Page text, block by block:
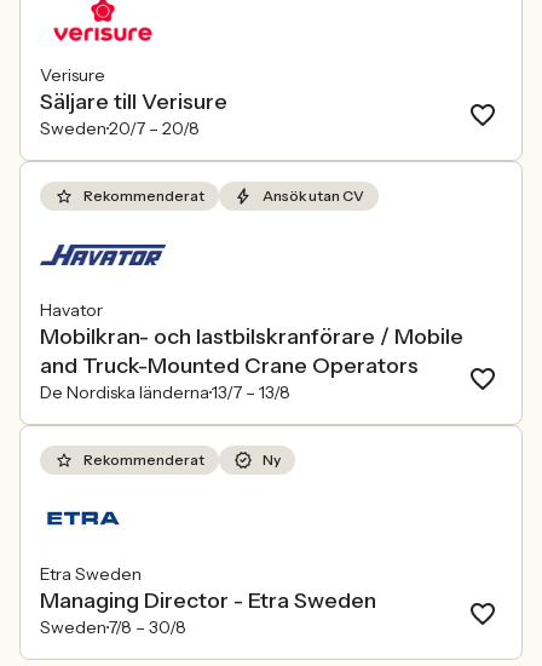
Verisure
Säljare till Verisure
Sweden20/7 – 20/8
Rekommenderat Ansök utan CV
Havator
Mobilkran- och lastbilskranförare / Mobile
and Truck-Mounted Crane Operators
De Nordiska länderna13/7 – 13/8
Rekommenderat Ny
Etra Sweden
Managing Director - Etra Sweden
Sweden7/8 – 30/8